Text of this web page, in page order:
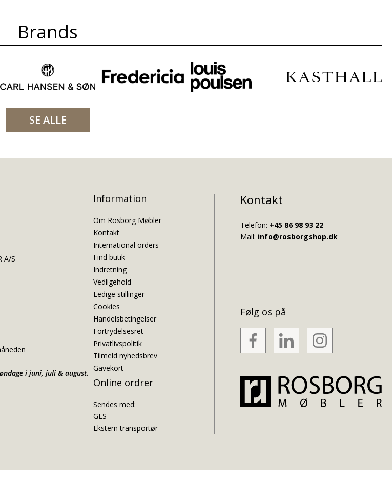
Brands
SE ALLE
A/S
i juni, juli & august.
Information
Om Rosborg Møbler
Kontakt
International orders
Find butik
Indretning
Vedligehold
Ledige stillinger
Cookies
Handelsbetingelser
Fortrydelsesret
Privatlivspolitik
Tilmeld nyhedsbrev
Gavekort
Online ordrer
Sendes med:
GLS
Ekstern transportør
Kontakt
Telefon: +45 86 98 93 22
Mail: info@rosborgshop.dk
Følg os på